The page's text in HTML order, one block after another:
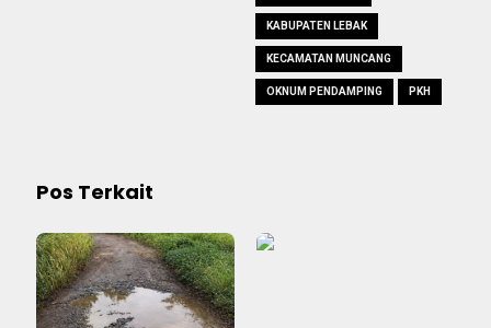
KABUPATEN LEBAK
KECAMATAN MUNCANG
OKNUM PENDAMPING PKH
Pos Terkait